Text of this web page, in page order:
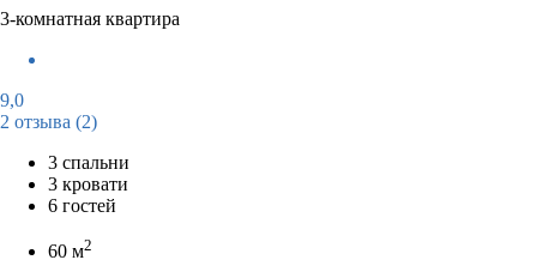
3-комнатная квартира
9,0
2 отзыва (2)
3 спальни
3 кровати
6 гостей
60 м2